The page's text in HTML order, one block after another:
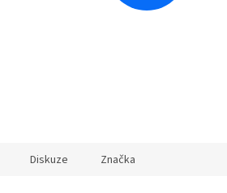
Diskuze Značka